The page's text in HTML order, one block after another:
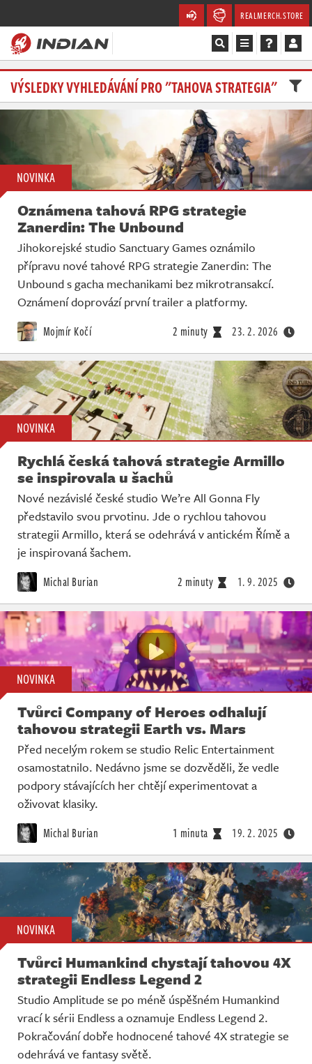
REALMERCH.STORE
Magazín
Videa
Soutěže
Databáze
Komunita
Redakce
Živě
VÝSLEDKY VYHLEDÁVÁNÍ PRO "TAHOVA STRATEGIA"
NOVINKA
Oznámena tahová RPG strategie
Zanerdin: The Unbound
Jihokorejské studio Sanctuary Games oznámilo
přípravu nové tahové RPG strategie Zanerdin: The
Unbound s gacha mechanikami bez mikrotransakcí.
Oznámení doprovází první trailer a platformy.
Mojmír Kočí 2 minuty 23. 2. 2026
NOVINKA
Rychlá česká tahová strategie Armillo
se inspirovala u šachů
Nové nezávislé české studio We’re All Gonna Fly
představilo svou prvotinu. Jde o rychlou tahovou
strategii Armillo, která se odehrává v antickém Římě a
je inspirovaná šachem.
Michal Burian 2 minuty 1. 9. 2025
NOVINKA
Tvůrci Company of Heroes odhalují
tahovou strategii Earth vs. Mars
Před necelým rokem se studio Relic Entertainment
osamostatnilo. Nedávno jsme se dozvěděli, že vedle
podpory stávajících her chtějí experimentovat a
oživovat klasiky.
Michal Burian 1 minuta 19. 2. 2025
NOVINKA
Tvůrci Humankind chystají tahovou 4X
strategii Endless Legend 2
Studio Amplitude se po méně úspěšném Humankind
vrací k sérii Endless a oznamuje Endless Legend 2.
Pokračování dobře hodnocené tahové 4X strategie se
odehrává ve fantasy světě.